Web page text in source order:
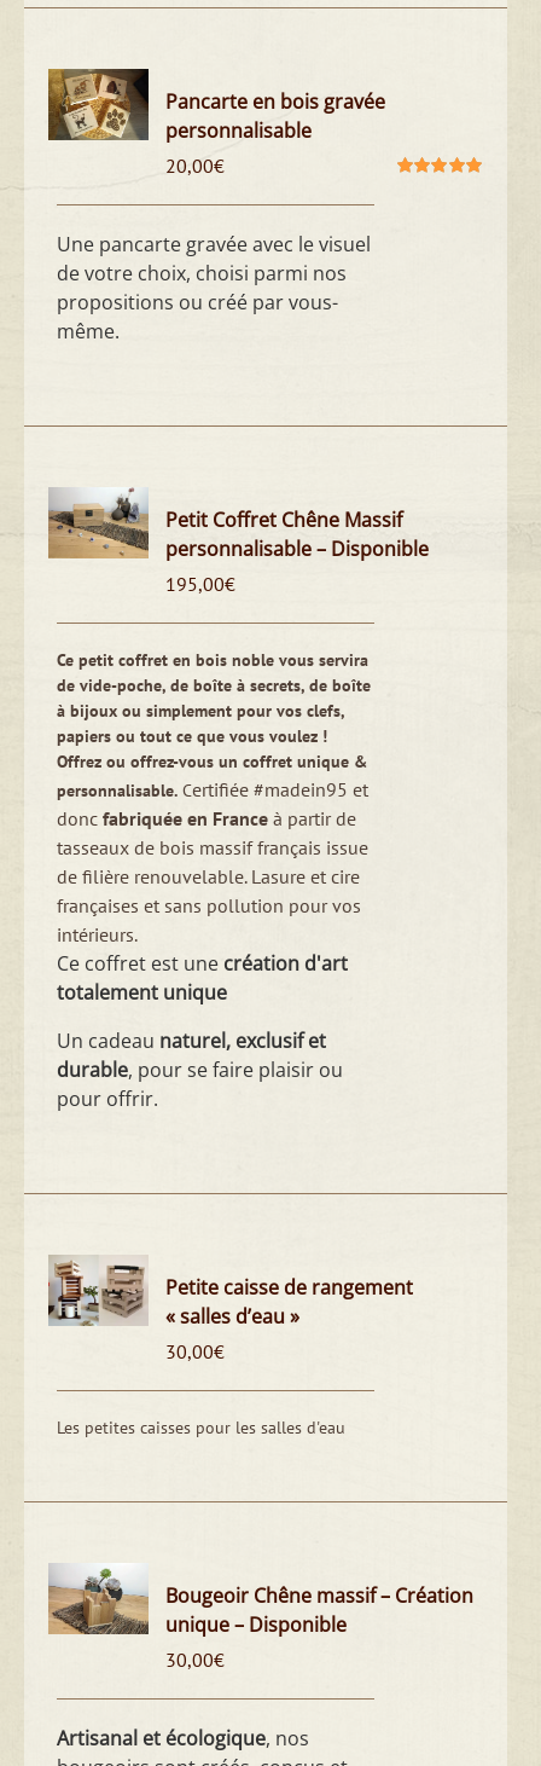
Pancarte en bois gravée
personnalisable
20,00€
Une pancarte gravée avec le visuel
de votre choix, choisi parmi nos
propositions ou créé par vous-
même.
Petit Coffret Chêne Massif
personnalisable – Disponible
195,00€
Ce petit coffret en bois noble vous servira
de vide-poche, de boîte à secrets, de boîte
à bijoux ou simplement pour vos clefs,
papiers ou tout ce que vous voulez !
Offrez ou offrez-vous un coffret unique &
personnalisable. Certifiée #madein95 et
doncfabriquée en France à partir de
tasseaux de bois massif français issue
de filière renouvelable. Lasure et cire
françaises et sans pollution pour vos
intérieurs.
Ce coffret est une création d'art
totalement unique
Un cadeau naturel, exclusif et
durable, pour se faire plaisir ou
pour offrir.
Petite caisse de rangement
« salles d’eau »
30,00€
Les petites caisses pour les salles d'eau
Bougeoir Chêne massif – Création
unique – Disponible
30,00€
Artisanal et écologique, nos